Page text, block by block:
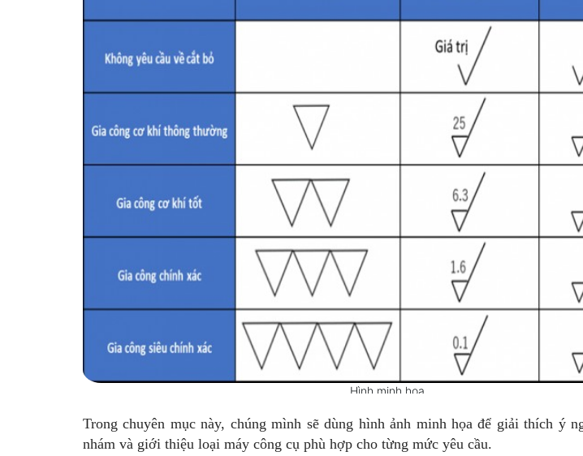
Hình minh họa
Trong chuyên mục này, chúng mình sẽ dùng hình ảnh minh họa để giải thích ý
nhám và giới thiệu loại máy công cụ phù hợp cho từng mức yêu cầu.